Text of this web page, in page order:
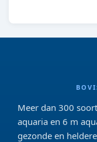
Meer dan 300
aquaria en 6 m
gezonde en